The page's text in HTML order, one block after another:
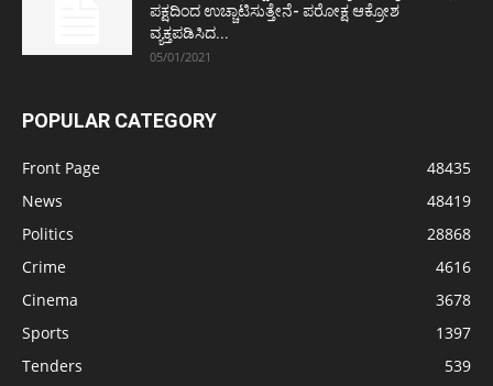
ಪಕ್ಷದಿಂದ ಉಚ್ಚಾಟಿಸುತ್ತೇನೆ- ಪರೋಕ್ಷ ಆಕ್ರೋಶ
ವ್ಯಕ್ತಪಡಿಸಿದ...
05/01/2021
POPULAR CATEGORY
Front Page
48435
News
48419
Politics
28868
Crime
4616
Cinema
3678
Sports
1397
Tenders
539